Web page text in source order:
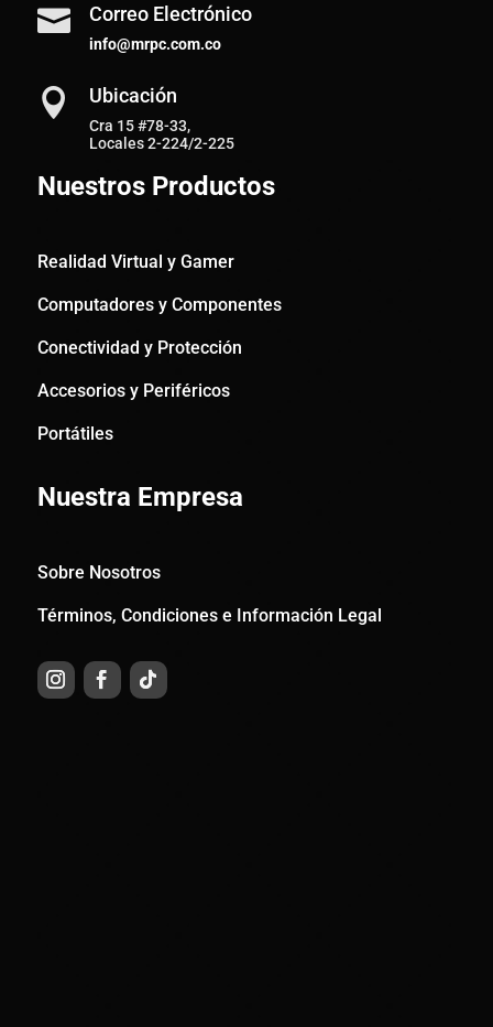
 Correo Electrónico
info@mrpc.com.co
 Ubicación
Cra 15 #78-33,
Locales 2-224/2-225
Nuestros Productos
Realidad Virtual y Gamer
Computadores y Componentes
Conectividad y Protección
Accesorios y Periféricos
Portátiles
Nuestra Empresa
Sobre Nosotros
Términos, Condiciones e Información Legal